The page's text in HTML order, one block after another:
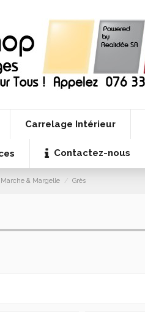
Carrelage Intérieur
Contactez-nous
Marche & Margelle Grès